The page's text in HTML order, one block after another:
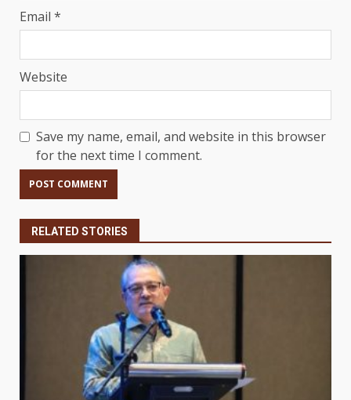
Email *
Website
Save my name, email, and website in this browser
for the next time I comment.
RELATED STORIES